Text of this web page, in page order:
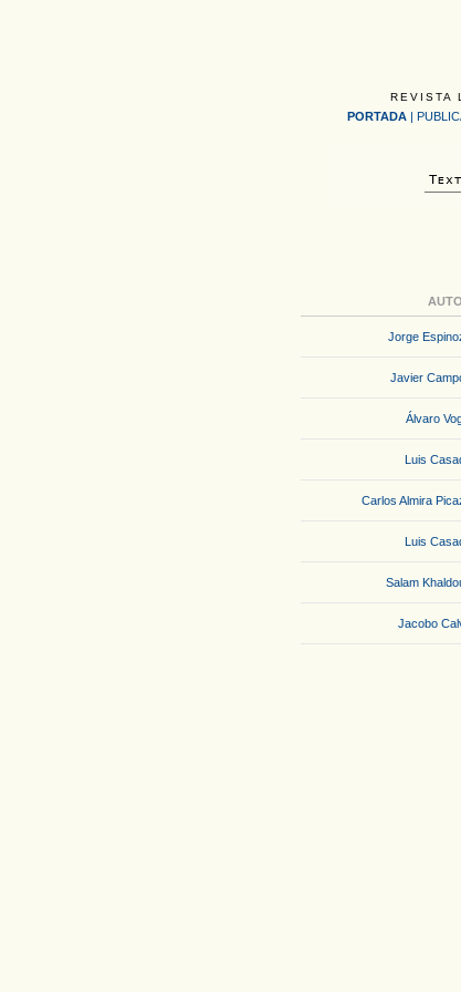
REVISTA
PORTADA |
Jorge
Javier
Álvaro
Luis
Carlos Almira
Luis
Salam
Jacobo